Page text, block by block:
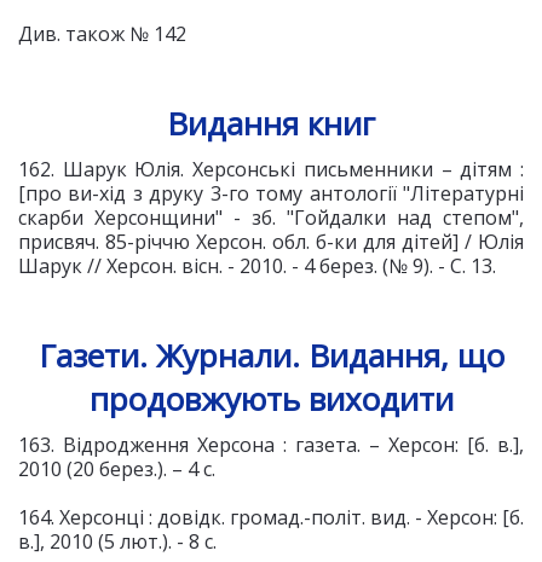
Див. також № 142
Видання книг
162. Шарук Юлія. Херсонські письменники – дітям :
[про ви-хід з друку 3-го тому антології "Літературні
скарби Херсонщини" - зб. "Гойдалки над степом",
присвяч. 85-річчю Херсон. обл. б-ки для дітей] / Юлія
Шарук // Херсон. вісн. - 2010. - 4 берез. (№ 9). - С. 13.
Газети. Журнали. Видання, що
продовжують виходити
163. Відродження Херсона : газета. – Херсон: [б. в.],
2010 (20 берез.). – 4 с.
164. Херсонці : довідк. громад.-політ. вид. - Херсон: [б.
в.], 2010 (5 лют.). - 8 с.